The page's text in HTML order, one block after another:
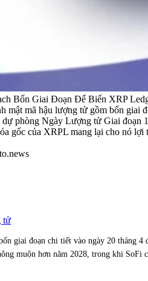
Bốn Giai Đoạn Để Biến XRP
mật mã hậu lượng tử gồm bốn giai
phòng Ngày Lượng tử Giai đoạn
gốc của XRPL mang lại cho nó
tử
giai đoạn chi tiết vào ngày 20 tháng
muộn hơn năm 2028, trong khi SoFi